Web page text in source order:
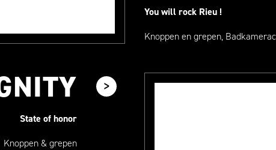
You will rock Rieu !
Knoppen en grepen,
State of honor
Knoppen & grepen